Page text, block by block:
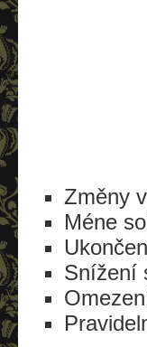
Změny
Méne
Snížení